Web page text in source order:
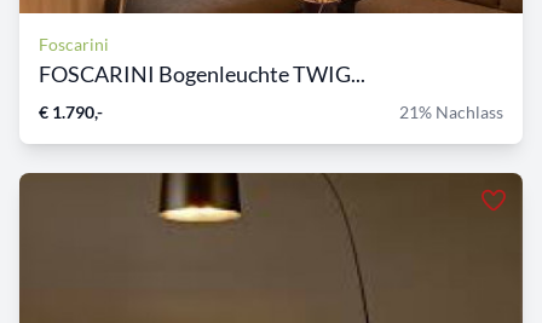
Foscarini
FOSCARINI Bogenleuchte TWIG...
€ 1.790,- 21% Nachlass